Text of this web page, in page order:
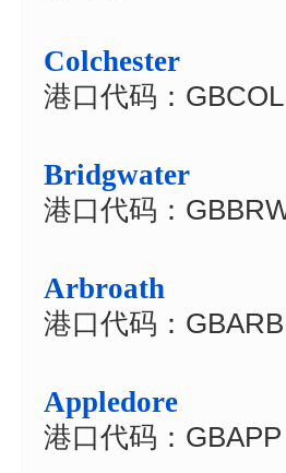
Colchester
港口代码：GBCOL
Bridgwater
港口代码：
Arbroath
港口代码：GBARB
Appledore
港口代码：GBAPP